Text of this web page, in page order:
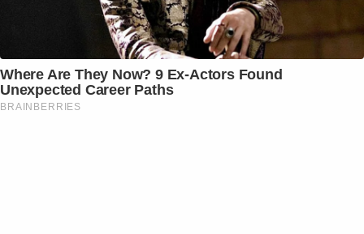
Where Are They Now? 9 Ex-Actors Found
Unexpected Career Paths
BRAINBERRIES